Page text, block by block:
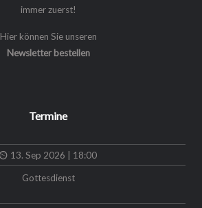
immer zuerst!
Hier können Sie unseren
Newsletter bestellen
Termine
13. Sep 2026 | 18:00
Gottesdienst